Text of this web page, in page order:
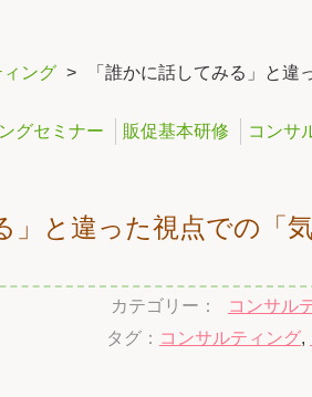
ィング > 「誰かに話してみる」と違
グセミナー 販促基本研修 コンサ
」と違った視点での「
カテゴリー： コンサル
タグ： コンサルティング,